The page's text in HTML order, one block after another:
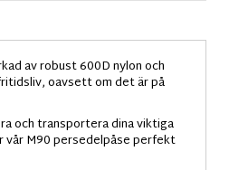
av robust 600D nylon och
oavsett om det är på
och transportera dina viktiga
vår M90 persedelpåse perfekt